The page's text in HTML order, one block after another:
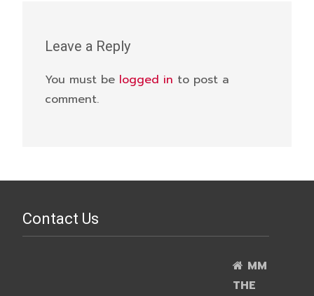
Leave a Reply
You must be logged in to post a
comment.
Contact Us
MM
THE